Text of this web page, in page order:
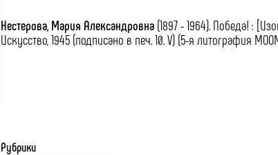
Нестерова, Мария Александровна (1897 - 1964). Победа! :
Искусство, 1945 (подписано в печ. 10. V) (5-я литография
Рубрики